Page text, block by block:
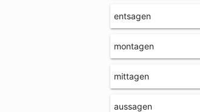
entsagen
montagen
mittagen
aussagen